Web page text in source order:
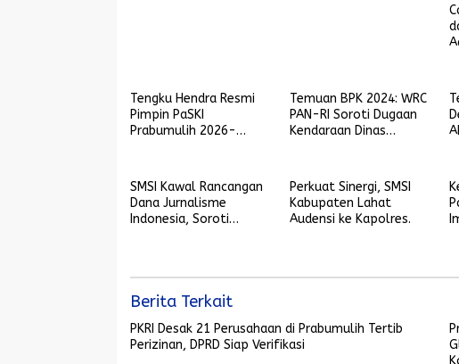
Tengku Hendra Resmi
Pimpin PaSKI
Prabumulih 2026-
Komedi di Kota Nanas
Temuan BPK 2024: WRC
PAN-RI Soroti Dugaan
Kendaraan Dinas
Prabumulih
SMSI Kawal Rancangan
Dana Jurnalisme
Indonesia, Soroti
Perkuat Sinergi, SMSI
Kabupaten Lahat
Audensi ke Kapolres.
Berita Terkait
PKRI Desak 21 Perusahaan di Prabumulih Tertib
Perizinan, DPRD Siap Verifikasi